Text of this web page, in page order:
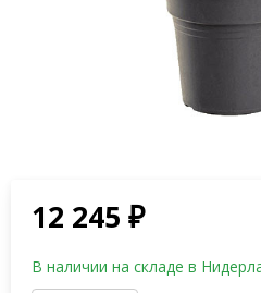
12 245₽
В наличии на складе в